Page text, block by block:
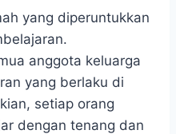
yang diperuntukkan
anggota keluarga
yang berlaku di
setiap orang
dengan tenang dan